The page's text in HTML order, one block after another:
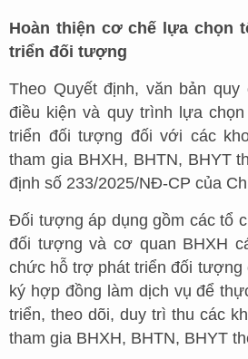
Hoàn thiện cơ chế lựa chọn
triển đối tượng
Theo Quyết định, văn bản
điều kiện và quy trình lựa
triển đối tượng đối với các
tham gia BHXH, BHTN, BHYT
định số 233/2025/NĐ-CP của
Đối tượng áp dụng gồm các tổ
đối tượng và cơ quan BHXH
chức hỗ trợ phát triển đối
ký hợp đồng làm dịch vụ để
triển, theo dõi, duy trì thu các
tham gia BHXH, BHTN, BHYT